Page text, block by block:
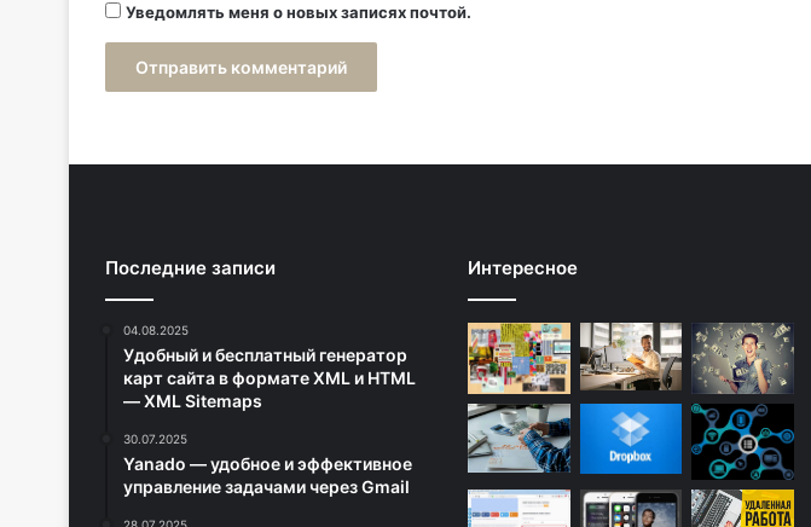
Уведомлять меня о новых записях почтой.
Последние записи
04.08.2025
Удобный и бесплатный генератор
карт сайта в формате XML и HTML
— XML Sitemaps
30.07.2025
Yanado — удобное и эффективное
управление задачами через Gmail
Интересное